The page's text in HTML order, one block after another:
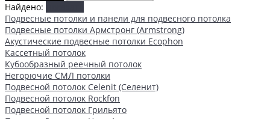
Найдено:
Подвесные потолки и панели для подвесного потолка
Подвесные потолки Армстронг (Armstrong)
Акустические подвесные потолки Ecophon
Кассетный потолок
Кубообразный реечный потолок
Негорючие СМЛ потолки
Подвесной потолок Celenit (Селенит)
Подвесной потолок Rockfon
Подвесной потолок Грильято